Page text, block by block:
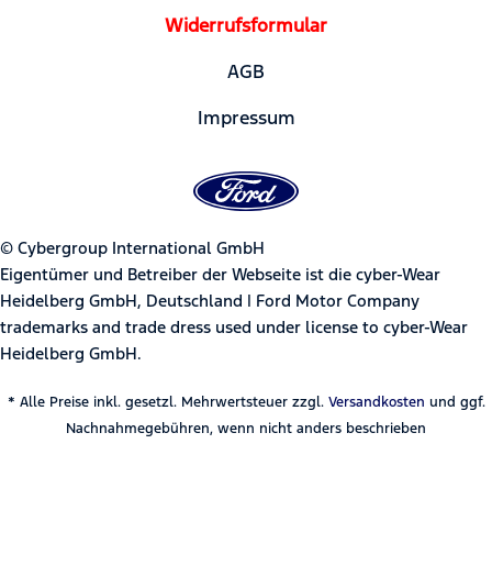
Widerrufsformular
AGB
Impressum
© Cybergroup International GmbH
Eigentümer und Betreiber der Webseite ist die cyber-Wear
Heidelberg GmbH, Deutschland | Ford Motor Company
trademarks and trade dress used under license to cyber-Wear
Heidelberg GmbH.
* Alle Preise inkl. gesetzl. Mehrwertsteuer zzgl. Versandkosten und ggf.
Nachnahmegebühren, wenn nicht anders beschrieben